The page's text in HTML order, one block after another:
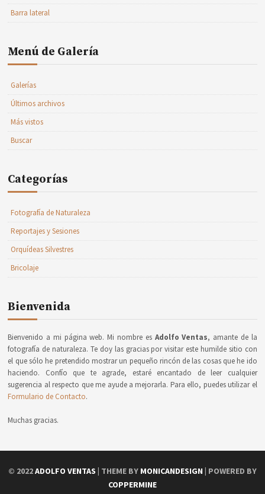
Barra lateral
Menú de Galería
Galerías
Últimos archivos
Más vistos
Buscar
Categorías
Fotografía de Naturaleza
Reportajes y Sesiones
Orquídeas Silvestres
Bricolaje
Bienvenida
Bienvenido a mi página web. Mi nombre es Adolfo Ventas, amante de la
fotografía de naturaleza. Te doy las gracias por visitar este humilde sitio con
el que sólo he pretendido mostrar un pequeño rincón de las cosas que he ido
haciendo. Confío que te agrade, estaré encantado de leer cualquier
sugerencia al respecto que me ayude a mejorarla. Para ello, puedes utilizar el
Formulario de Contacto.
Muchas gracias.
© 2022ADOLFO VENTAS | THEME BY MONICANDESIGN | POWERED BY
COPPERMINE